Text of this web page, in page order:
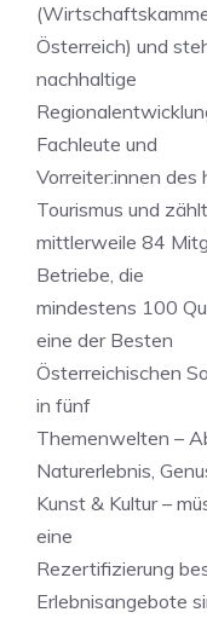
Österreich) und
nachhaltige
Fachleute und
Vorreiter:innen des
Tourismus und zählt
mittlerweile 84
Betriebe, die
mindestens 100
eine der Besten
Österreichischen
in fünf
Themenwelten –
Naturerlebnis,
Kunst & Kultur –
eine
Rezertifizierung
Erlebnisangebote